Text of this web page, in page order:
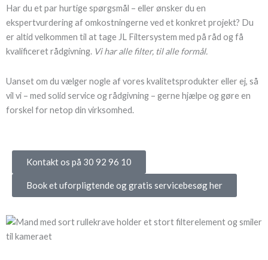
Har du et par hurtige spørgsmål – eller ønsker du en
ekspertvurdering af omkostningerne ved et konkret projekt? Du
er altid velkommen til at tage JL Filtersystem med på råd og få
kvalificeret rådgivning. Vi har alle filter, til alle formål.
Uanset om du vælger nogle af vores kvalitetsprodukter eller ej, så
vil vi – med solid service og rådgivning – gerne hjælpe og gøre en
forskel for netop din virksomhed.
Kontakt os på 30 92 96 10
Book et uforpligtende og gratis servicebesøg her